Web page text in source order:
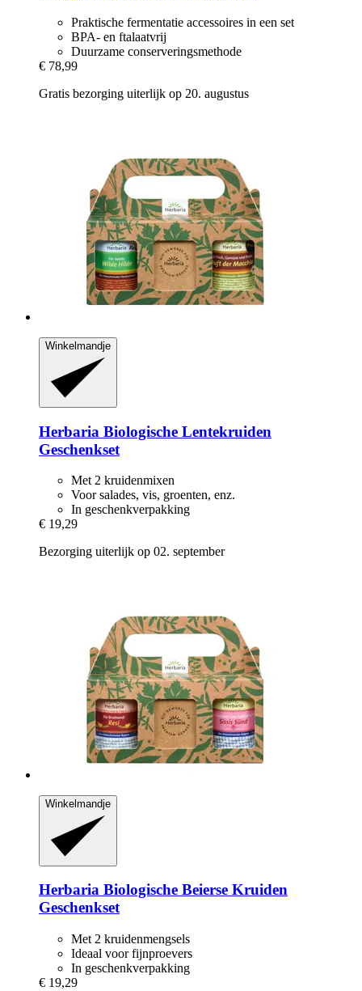
Praktische fermentatie accessoires in een set
BPA- en ftalaatvrij
Duurzame conserveringsmethode
€ 78,99
Gratis bezorging uiterlijk op 20. augustus
Winkelmandje
Herbaria Biologische Lentekruiden
Geschenkset
Met 2 kruidenmixen
Voor salades, vis, groenten, enz.
In geschenkverpakking
€ 19,29
Bezorging uiterlijk op 02. september
Winkelmandje
Herbaria Biologische Beierse Kruiden
Geschenkset
Met 2 kruidenmengsels
Ideaal voor fijnproevers
In geschenkverpakking
€ 19,29